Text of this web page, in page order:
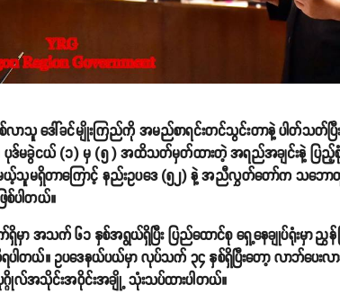
လာသူ ဒေါ်ခင်မျိုးကြည်ကို အမည်စာရင်းတင်သွင်းတာနဲ့ ပါတ်သတ်ပြီ
)၊ ပုဒ်မခွဲငယ် (၁) မှ (၅ ) အထိသတ်မှတ်ထားတဲ့ အရည်အချင်းနဲ့
ယ့်သူမရှိတာကြောင့် နည်းဥပဒေ (၅၂) နဲ့ အညီလွှတ်တော်က သဘေ
စ်ပါတယ်။
မှာ အသက် ၆၁ နှစ်အရွယ်ရှိပြီး ပြည်ထောင်စု ရှေ့နေချုပ်ရုံးမှာ ညွှန်
တယ်။ ဥပဒေနယ်ပယ်မှာ လုပ်သက် ၃၄ နှစ်ရှိပြီးတော့ လာဘ်ပေးလ
ပုဂ္ဂိုလ်အသိုင်းအဝိုင်းအချို့ သုံးသပ်ထားပါတယ်။